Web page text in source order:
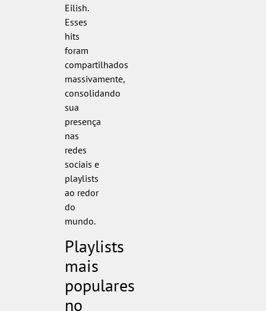
Eilish.
Esses
hits
foram
compartilhados
massivamente,
consolidando
sua
presença
nas
redes
sociais e
playlists
ao redor
do
mundo.
Playlists
mais
populares
no